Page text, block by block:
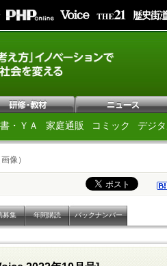
・ＹＡ 家庭通販 コミック デジ
像）
募集 年間購読 バックナンバー